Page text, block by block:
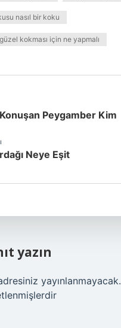
nasıl bir koku
kokması için ne yapmalı
Peygamber Kim
Neye Eşit
yazın
yayınlanmayacak.